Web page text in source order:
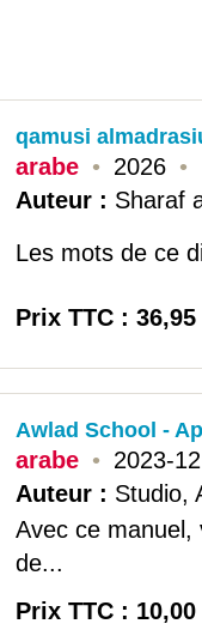
qamusi
arabe • 2026 •
Auteur : Sharaf
Les mots de ce
Prix TTC : 36,95
Awlad School -
arabe • 2023-12
Auteur : Studio,
Avec ce manuel,
de...
Prix TTC : 10,00